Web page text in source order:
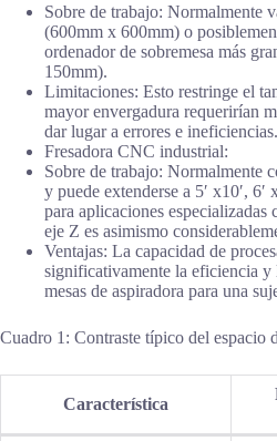
Sobre de trabajo: Normalmente
(600mm x 600mm) o
ordenador de sobremesa más
150mm).
Limitaciones: Esto restringe el
mayor envergadura requerirían
dar lugar a errores e ineficiencias.
Fresadora CNC industrial:
Sobre de trabajo: Normalmente
y puede extenderse a 5′ x10′,
para aplicaciones
eje Z es asimismo
Ventajas: La capacidad de
significativamente la eficiencia
mesas de aspiradora para una
Cuadro 1: Contraste típico del espacio
Característica